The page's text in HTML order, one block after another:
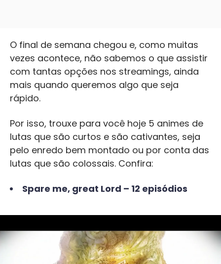
O final de semana chegou e, como muitas
vezes acontece, não sabemos o que assistir
com tantas opções nos streamings, ainda
mais quando queremos algo que seja
rápido.
Por isso, trouxe para você hoje 5 animes de
lutas que são curtos e são cativantes, seja
pelo enredo bem montado ou por conta das
lutas que são colossais. Confira:
Spare me, great Lord – 12 episódios